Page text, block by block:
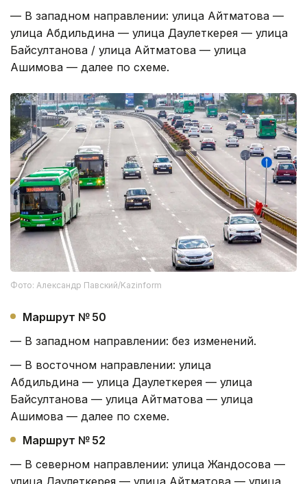
— В западном направлении: улица Айтматова —
улица Абдильдина — улица Даулеткерея — улица
Байсултанова / улица Айтматова — улица
Ашимова — далее по схеме.
Фото: Александр Павский/Kazinform
Маршрут № 50
— В западном направлении: без изменений.
— В восточном направлении: улица
Абдильдина — улица Даулеткерея — улица
Байсултанова — улица Айтматова — улица
Ашимова — далее по схеме.
Маршрут № 52
— В северном направлении: улица Жандосова —